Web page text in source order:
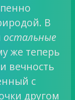
В
остальные
же теперь
и вечность
с
другом